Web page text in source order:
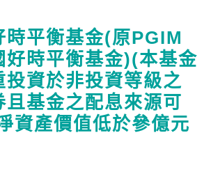
時平衡基金(原PGIM
好時平衡基金)(本基金
投資於非投資等級之
且基金之配息來源可
資產價值低於參億元